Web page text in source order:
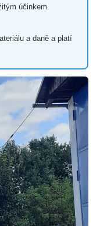
účinkem.
a daně a platí